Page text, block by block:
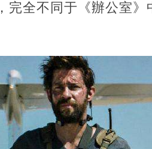
完全不同于《辦公室